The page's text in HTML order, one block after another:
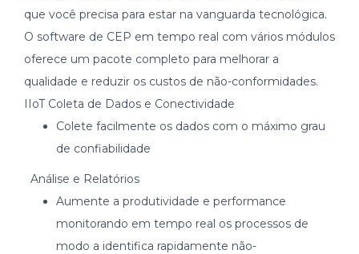
que você precisa para estar na vanguarda tecnológica.
O software de CEP em tempo real com vários módulos
oferece um pacote completo para melhorar a
qualidade e reduzir os custos de não-conformidades.
IIoT Coleta de Dados e Conectividade
Colete facilmente os dados com o máximo grau
de confiabilidade
Análise e Relatórios
Aumente a produtividade e performance
monitorando em tempo real os processos de
modo a identifica rapidamente não-